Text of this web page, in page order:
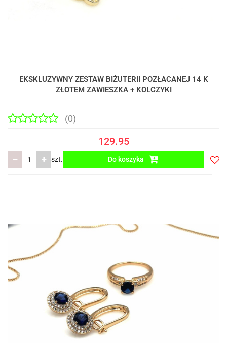
EKSKLUZYWNY ZESTAW BIŻUTERII POZŁACANEJ 14 K
ZŁOTEM ZAWIESZKA + KOLCZYKI
(0)
129.95
szt. Do koszyka